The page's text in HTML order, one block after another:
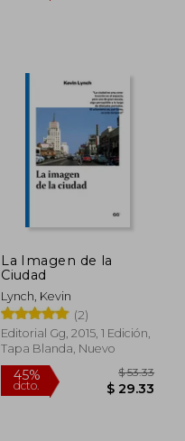
La Imagen de la
Ciudad
Lynch, Kevin
(2)
Editorial Gg, 2015, 1 Edición,
Tapa Blanda, Nuevo